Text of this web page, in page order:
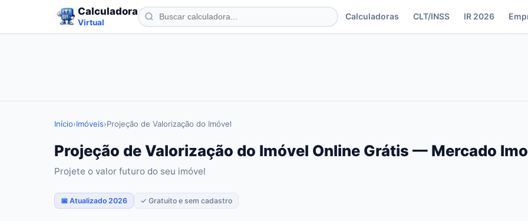
Calculadora
Virtual
Calculadoras CLT/INSS IR 2026
Início›Imóveis›Projeção de Valorização do Imóvel
Projeção de Valorização do Imóvel Online Grátis — Mercado
Projete o valor futuro do seu imóvel
📅 Atualizado 2026 ✓ Gratuito e sem cadastro